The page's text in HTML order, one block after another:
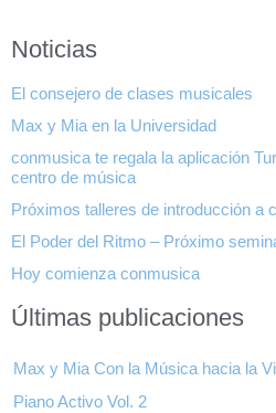
Noticias
El consejero de clases musicales
Max y Mia en la Universidad
conmusica te regala la aplicación
centro de música
Próximos talleres de introducción a
El Poder del Ritmo – Próximo
Hoy comienza conmusica
Últimas publicaciones
Max y Mia Con la Música hacia la
Piano Activo Vol. 2